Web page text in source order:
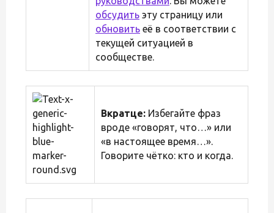
обсудить эту страницу или
обновить её в соответствии с
текущей ситуацией в
сообществе.
Вкратце: Избегайте фраз
вроде «говорят, что…» или
«в настоящее время…».
Говорите чётко: кто и когда.